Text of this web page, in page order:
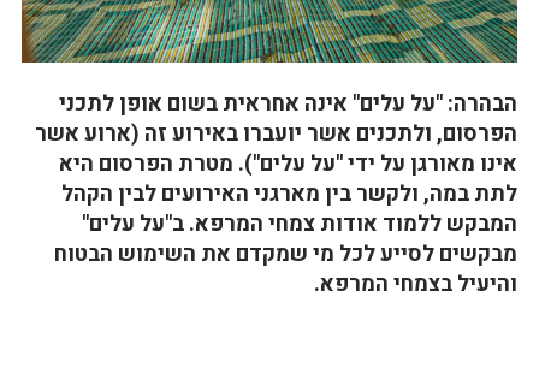
הבהרה: "על עלים" אינה אחראית בשום אופן לתכני
הפרסום, ולתכנים אשר יועברו באירוע זה (ארוע אשר
אינו מאורגן על ידי "על עלים"). מטרת הפרסום היא
לתת במה, ולקשר בין מארגני האירועים לבין הקהל
המבקש ללמוד אודות צמחי המרפא. ב"על עלים"
מבקשים לסייע לכל מי שמקדם את השימוש הבטוח
והיעיל בצמחי המרפא.